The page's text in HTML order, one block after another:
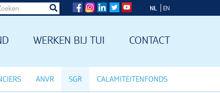
NL EN
Footer
social
Zoeken
ZOEKEN
WERKEN BIJ TUI CONTACT
ANVR SGR CALAMITEITENFONDS